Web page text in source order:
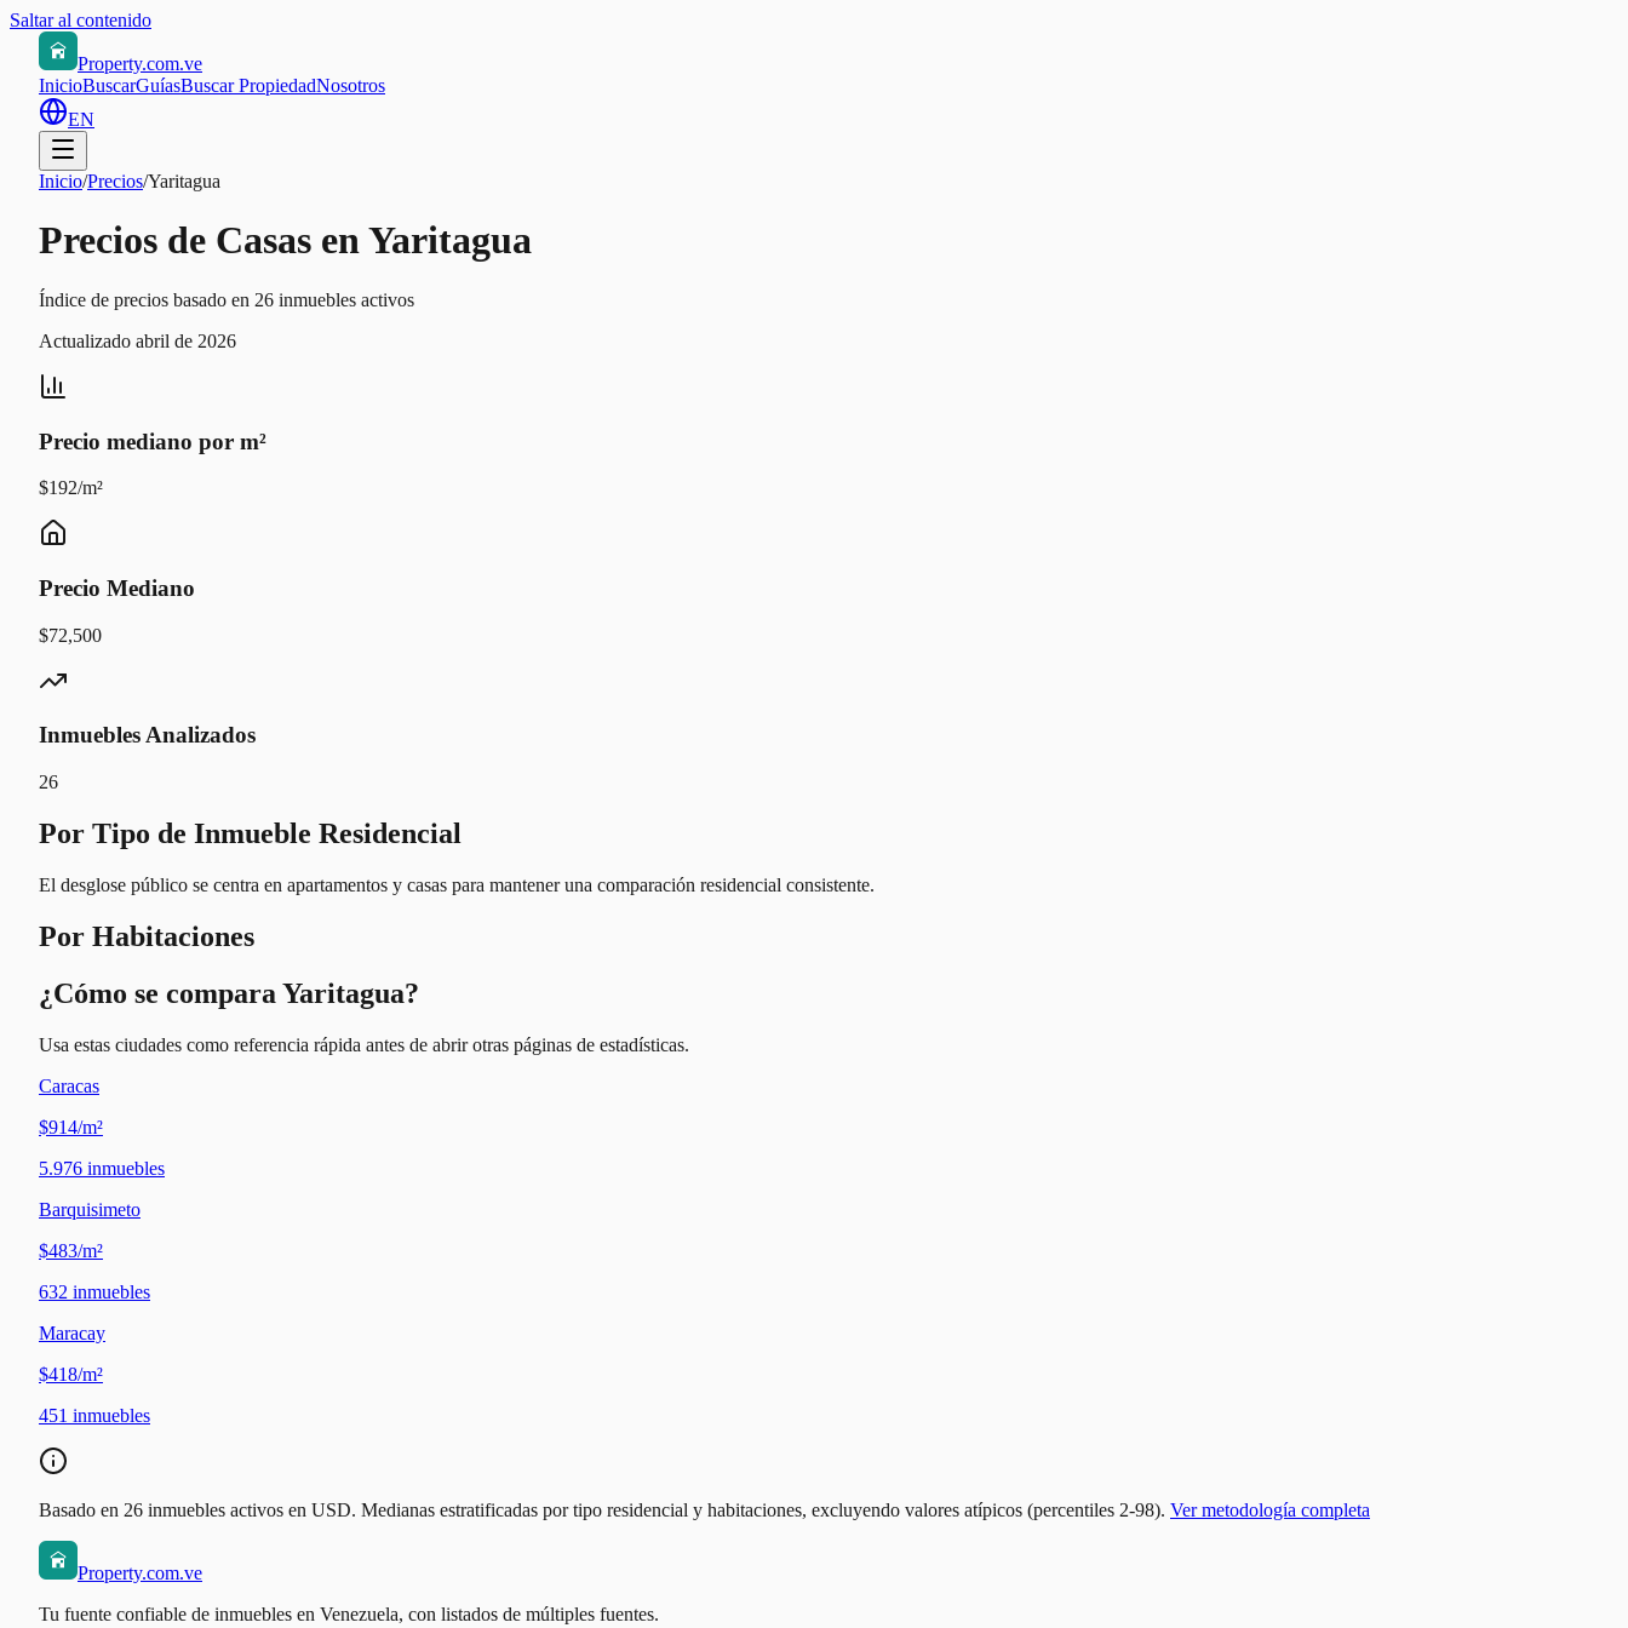
Saltar al contenido
Property.com.ve
InicioBuscarGuíasBuscar PropiedadNosotros
EN
Inicio/Precios/Yaritagua
Precios de Casas en Yaritagua
Índice de precios basado en 26 inmuebles activos
Actualizado abril de 2026
Precio mediano por m²
$192/m²
Precio Mediano
$72,500
Inmuebles Analizados
26
Por Tipo de Inmueble Residencial
El desglose público se centra en apartamentos y casas para mantener una comparación residencial consistente.
Por Habitaciones
¿Cómo se compara Yaritagua?
Usa estas ciudades como referencia rápida antes de abrir otras páginas de estadísticas.
Caracas
$914/m²
5.976 inmuebles
Barquisimeto
$483/m²
632 inmuebles
Maracay
$418/m²
451 inmuebles
Basado en 26 inmuebles activos en USD. Medianas estratificadas por tipo residencial y habitaciones, excluyendo valores atípicos (percentiles 2-98). Ver metodología completa
Property.com.ve
Tu fuente confiable de inmuebles en Venezuela, con listados de múltiples fuentes.